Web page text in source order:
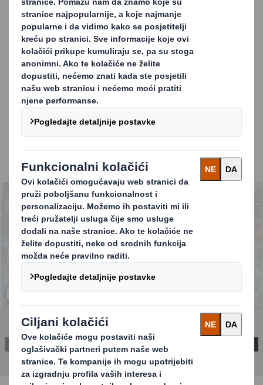
Što tvrtke sada rade i što planiraju učiniti kako bi se
pozabavile učinkovitošću opskrbnog lanca, ugradile
održivost i izgradile bolja partnerstva u cijelom lancu
vrijednosti?
Naše istraživanje pokazuje da poduzeća koče izolirani
pristupi nabavi ambalaže i kratkoročni fokus na
troškove. Ipak, sve je prihvačenije mišljenje da
optimizacija ambalaže ima pozitivan učinak na
cijelokupan lanac opskrbe te da značajno povećava
učinkovitost. I u pogledu troškova i u pogledu zaštite
okoliša.
Carousel. Use previous and next buttons to move
Kliknite za proširenje slike